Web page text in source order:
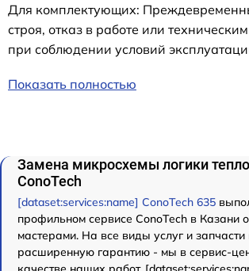
Для комплектующих:
строя, отказ в работе или
при соблюдении условий
Показать полностью
Замена микросхемы логики
ConoTech
[dataset:services:name] ConoTech 635
профильном сервисе ConoTech в Казани
мастерами. На все виды услуг и
расширенную гарантию - мы в сервис-